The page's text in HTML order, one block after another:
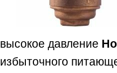
высокое давление
избыточного